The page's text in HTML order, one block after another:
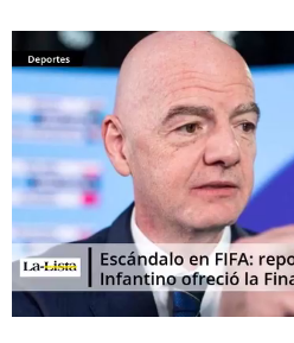
i
t
t
e
r
a
t
s
a
p
p